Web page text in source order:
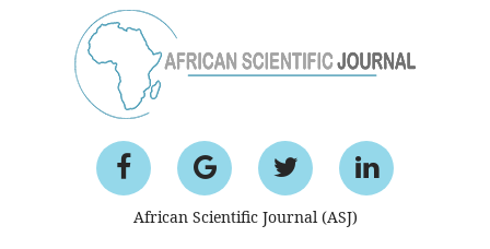
African Scientific Journal (ASJ)